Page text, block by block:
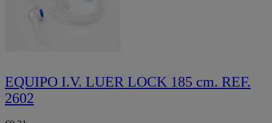
EQUIPO I.V. LUER LOCK 185 cm. REF.
2602